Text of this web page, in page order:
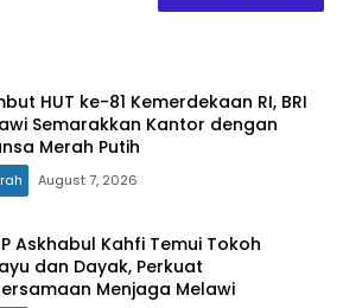
HUT ke-81 Kemerdekaan RI, BRI
Semarakkan Kantor dengan
Merah Putih
August 7, 2026
Askhabul Kahfi Temui Tokoh
dan Dayak, Perkuat
Menjaga Melawi